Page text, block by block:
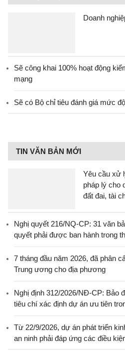
Doanh
Sẽ công khai 100% hoạt động
mạng
Sẽ có Bộ chỉ tiêu đánh giá mức
TIN VĂN BẢN MỚI
Yêu cầu xử
pháp lý cho
đất đai, tài
Nghị quyết 216/NQ-CP: 31 văn
quyết phải được ban hành trong
7 tháng đầu năm 2026, đã phân
Trung ương cho địa phương
Nghị định 312/2026/NĐ-CP: Bảo
tiêu chí xác định dự án ưu tiên
Từ 22/9/2026, dự án phát triển
an ninh phải đáp ứng các điều